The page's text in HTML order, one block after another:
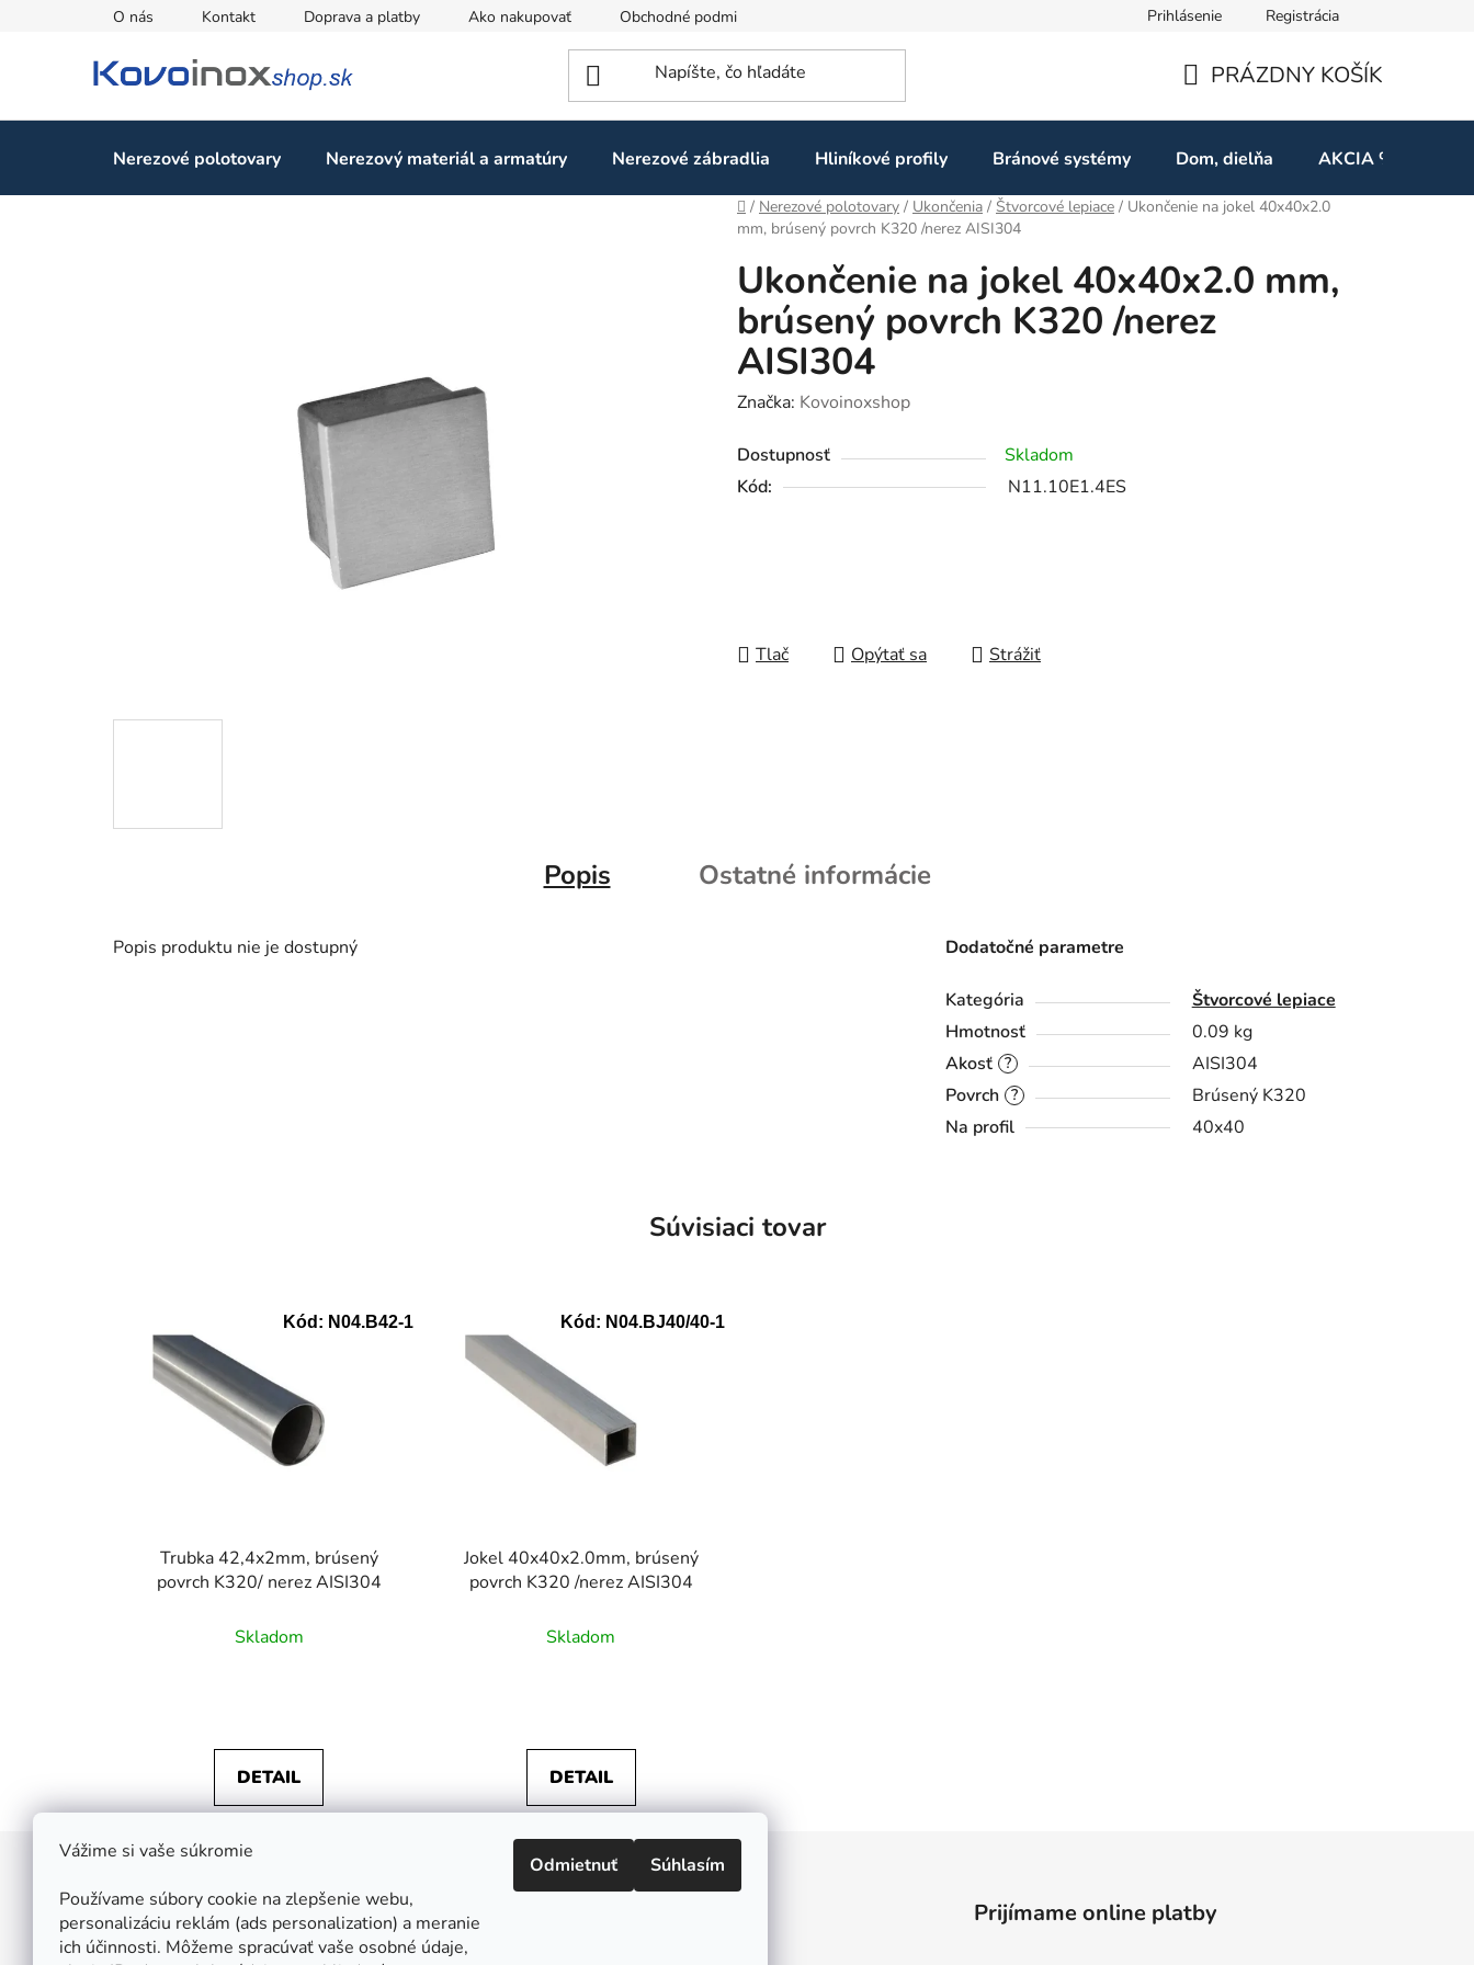
Vážime si vaše súkromie
Používame súbory cookie na zlepšenie webu,
personalizáciu reklám (ads personalization) a meranie
ich účinnosti. Môžeme spracúvať vaše osobné údaje,
Odmietnuť Súhlasím
O nás Kontakt Doprava a platby Ako nakupovať Obchodné podmienky Odstúpenie od zmluvy
Prihlásenie Registrácia
KOŠÍK
PRÁZDNY KOŠÍK
Nerezové polotovary Nerezový materiál a armatúry Nerezové zábradlia Hliníkové profily Bránové systémy Dom, dielňa AKCIA %
Domov
/ Nerezové polotovary / Ukončenia / Štvorcové lepiace / Ukončenie na jokel 40x40x2.0
mm, brúsený povrch K320 /nerez AISI304
Ukončenie na jokel 40x40x2.0 mm,
brúsený povrch K320 /nerez
AISI304
Značka: Kovoinoxshop
Dostupnosť
Skladom
Kód:
N11.10E1.4ES
Tlač Opýtať sa Strážiť
Popis Ostatné informácie
Popis produktu nie je dostupný Dodatočné parametre
Kategória
Štvorcové lepiace
Hmotnosť
0.09 kg
?
Akosť AISI304
?
Povrch
Brúsený K320
Na profil
40x40
Súvisiaci tovar
Trubka 42,4x2mm, brúsený
povrch K320/ nerez AISI304
Skladom
DETAIL
Kód: N04.B42-1
Jokel 40x40x2.0mm, brúsený
povrch K320 /nerez AISI304
Skladom
DETAIL
Kód: N04.BJ40/40-1
Štefan Široký - Kovoinox
Cukrová 10
Prijímame online platby